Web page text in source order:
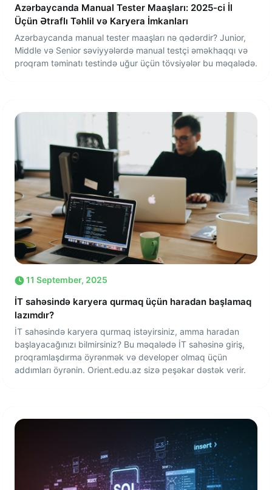
Azərbaycanda Manual Tester Maaşları: 2025-ci İl
Üçün Ətraflı Təhlil və Karyera İmkanları
Azərbaycanda manual tester maaşları nə qədərdir? Junior,
Middle və Senior səviyyələrdə manual testçi əməkhaqqı və
proqram təminatı testində uğur üçün tövsiyələr bu məqalədə.
11 September, 2025
İT sahəsində karyera qurmaq üçün haradan başlamaq
lazımdır?
İT sahəsində karyera qurmaq istəyirsiniz, amma haradan
başlayacağınızı bilmirsiniz? Bu məqalədə İT sahəsinə giriş,
proqramlaşdırma öyrənmək və developer olmaq üçün
addımları öyrənin. Orient.edu.az sizə peşəkar dəstək verir.